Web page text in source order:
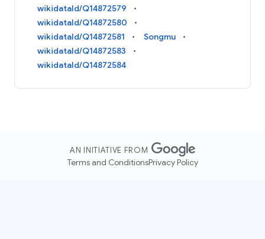
wikidataId/Q14872579
wikidataId/Q14872580
wikidataId/Q14872581
Songmu
wikidataId/Q14872583
wikidataId/Q14872584
AN INITIATIVE FROM
Terms and ConditionsPrivacy Policy